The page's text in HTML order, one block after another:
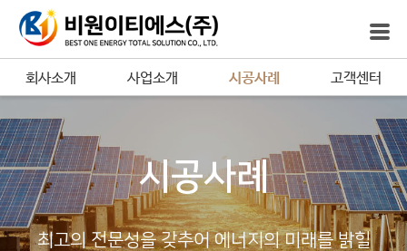
회사소개 사업소개 시공사례 고객센터
시공사례
최고의 전문성을 갖추어 에너지의 미래를 밝힐